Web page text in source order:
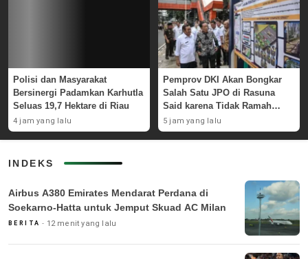
Polisi dan Masyarakat
Bersinergi Padamkan Karhutla
Seluas 19,7 Hektare di Riau
4 jam yang lalu
Pemprov DKI Akan Bongkar
Salah Satu JPO di Rasuna
Said karena Tidak Ramah
Disabilitas
5 jam yang lalu
INDEKS
Airbus A380 Emirates Mendarat Perdana di
Soekarno-Hatta untuk Jemput Skuad AC Milan
BERITA 12 menit yang lalu